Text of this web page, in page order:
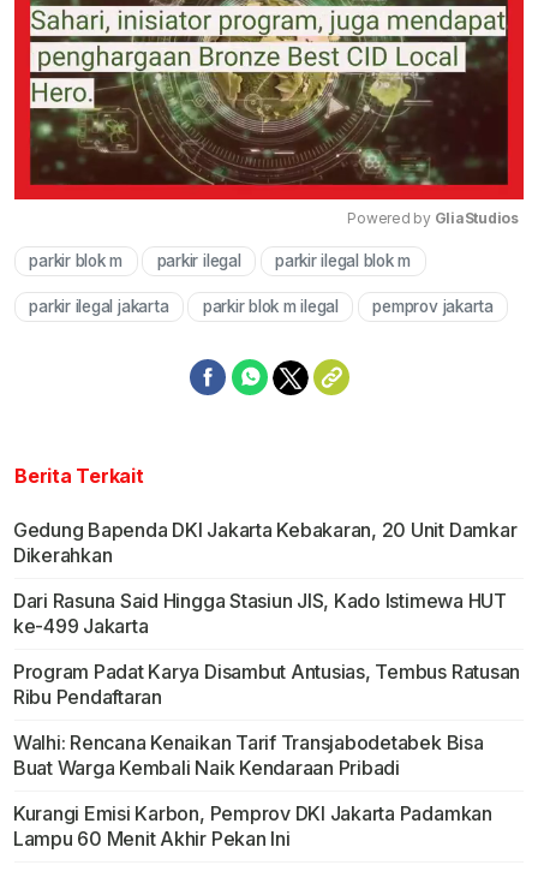
Powered by GliaStudios
parkir blok m parkir ilegal parkir ilegal blok m
parkir ilegal jakarta parkir blok m ilegal pemprov jakarta
Berita Terkait
Gedung Bapenda DKI Jakarta Kebakaran, 20 Unit Damkar
Dikerahkan
Dari Rasuna Said Hingga Stasiun JIS, Kado Istimewa HUT
ke-499 Jakarta
Program Padat Karya Disambut Antusias, Tembus Ratusan
Ribu Pendaftaran
Walhi: Rencana Kenaikan Tarif Transjabodetabek Bisa
Buat Warga Kembali Naik Kendaraan Pribadi
Kurangi Emisi Karbon, Pemprov DKI Jakarta Padamkan
Lampu 60 Menit Akhir Pekan Ini